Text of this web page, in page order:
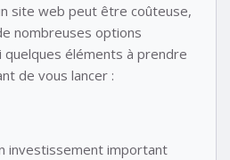
site web peut être coûteuse,
nombreuses options
quelques éléments à prendre
de vous lancer :
investissement important